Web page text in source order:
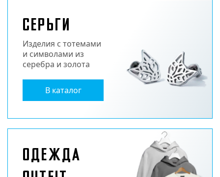
Серьги
Изделия с тотемами
и символами из
серебра и золота
В каталог
ОДЕЖДА